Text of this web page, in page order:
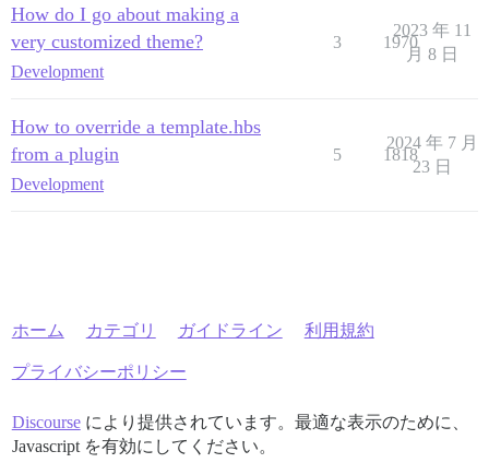
How do I go about making a
very customized theme?
Development
3 1970
2023 年 11
月 8 日
How to override a template.hbs
from a plugin
Development
5 1818
2024 年 7 月
23 日
ホーム カテゴリ ガイドライン 利用規約
プライバシーポリシー
Discourseにより提供されています。最適な表示のために、
Javascript を有効にしてください。